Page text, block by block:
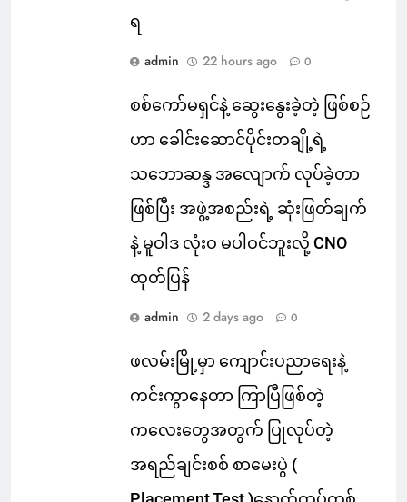
ရ
admin 22 hours ago 0
စစ်ကော်မရှင်နဲ့ ဆွေးနွေးခဲ့တဲ့ ဖြစ်စဉ်
ဟာ ခေါင်းဆောင်ပိုင်းတချို့ရဲ့
သဘောဆန္ဒ အလျောက် လုပ်ခဲ့တာ
ဖြစ်ပြီး အဖွဲ့အစည်းရဲ့ ဆုံးဖြတ်ချက်
နဲ့ မူဝါဒ လုံးဝ မပါဝင်ဘူးလို့ CNO
ထုတ်ပြန်
admin 2 days ago 0
ဖလမ်းမြို့မှာ ကျောင်းပညာရေးနဲ့
ကင်းကွာနေတာ ကြာပြီဖြစ်တဲ့
ကလေးတွေအတွက် ပြုလုပ်တဲ့
အရည်ချင်းစစ် စာမေးပွဲ (